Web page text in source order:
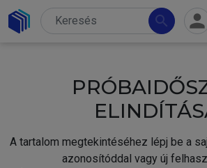
search person
A tartalom megtekintéséhez lépj be a
azonosítóddal vagy új